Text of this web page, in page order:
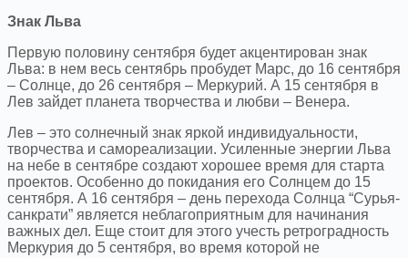
Знак Льва
Первую половину сентября будет акцентирован знак
Льва: в нем весь сентябрь пробудет Марс, до 16 сентября
– Солнце, до 26 сентября – Меркурий. А 15 сентября в
Лев зайдет планета творчества и любви – Венера.
Лев – это солнечный знак яркой индивидуальности,
творчества и самореализации. Усиленные энергии Льва
на небе в сентябре создают хорошее время для старта
проектов. Особенно до покидания его Солнцем до 15
сентября. А 16 сентября – день перехода Солнца “Сурья-
санкрати” является неблагоприятным для начинания
важных дел. Еще стоит для этого учесть ретроградность
Меркурия до 5 сентября, во время которой не